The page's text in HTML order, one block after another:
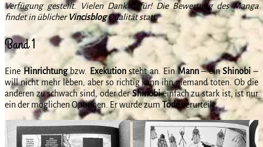
Verfügung gestellt. Vielen Dank dafür! Die Bewertung des Manga
findet in üblicherVincisblogQualität statt.
Band 1
Eine Hinrichtungbzw. Exekutionsteht an. EinMann– einShinobi –
will nicht mehr leben, aber so richtig kann ihn niemand töten. Ob die
anderen zu schwach sind, oder derShinobieinfach zu stark ist, ist nur
ein der möglichen Optionen. Er wurde zum Todeverurteilt.